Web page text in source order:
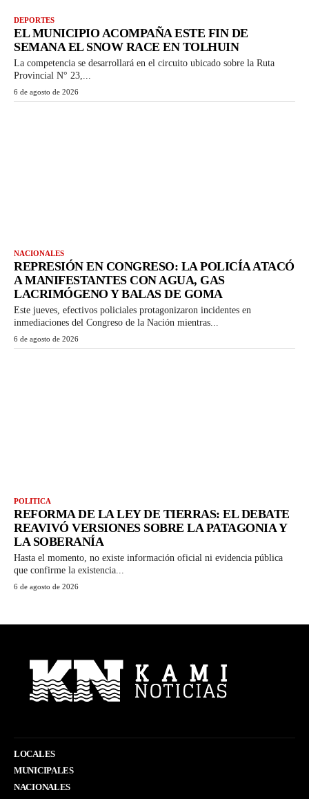
DEPORTES
EL MUNICIPIO ACOMPAÑA ESTE FIN DE
SEMANA EL SNOW RACE EN TOLHUIN
La competencia se desarrollará en el circuito ubicado sobre la Ruta
Provincial N° 23,...
6 de agosto de 2026
NACIONALES
REPRESIÓN EN CONGRESO: LA POLICÍA ATACÓ
A MANIFESTANTES CON AGUA, GAS
LACRIMÓGENO Y BALAS DE GOMA
Este jueves, efectivos policiales protagonizaron incidentes en
inmediaciones del Congreso de la Nación mientras...
6 de agosto de 2026
POLITICA
REFORMA DE LA LEY DE TIERRAS: EL DEBATE
REAVIVÓ VERSIONES SOBRE LA PATAGONIA Y
LA SOBERANÍA
Hasta el momento, no existe información oficial ni evidencia pública
que confirme la existencia...
6 de agosto de 2026
LOCALES
MUNICIPALES
NACIONALES